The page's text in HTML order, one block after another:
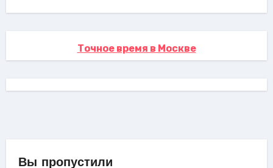
Точное время в Москве
Вы пропустили